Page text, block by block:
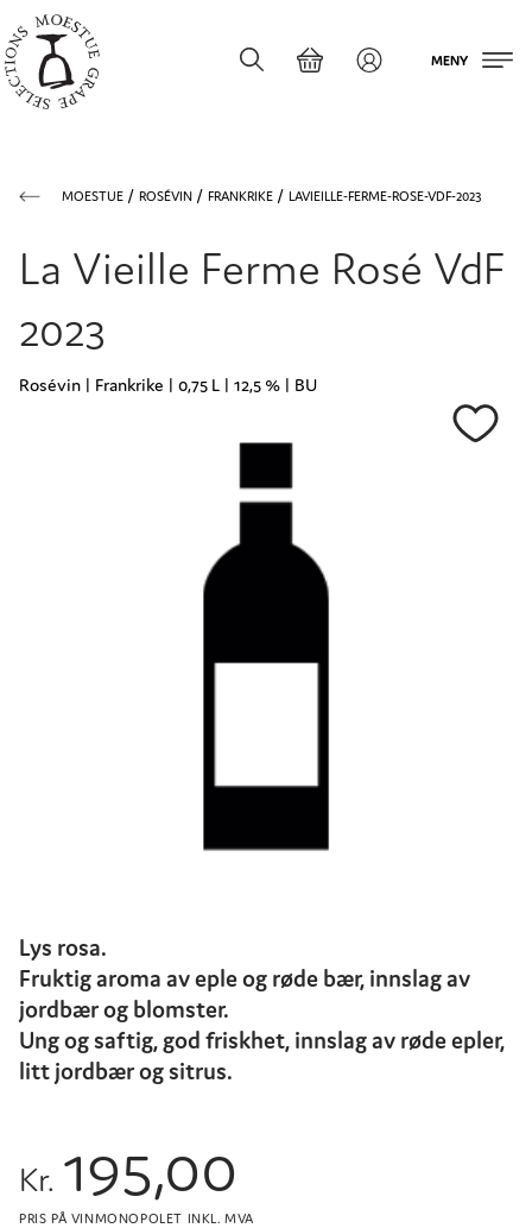
MENY
MOESTUE ROSÉVIN FRANKRIKE LAVIEILLE-FERME-ROSE-VDF-2023
La Vieille Ferme Rosé VdF
2023
Rosévin | Frankrike | 0,75 L | 12,5 % | BU
Lys rosa.
Fruktig aroma av eple og røde bær, innslag av
jordbær og blomster.
Ung og saftig, god friskhet, innslag av røde epler,
litt jordbær og sitrus.
Kr. 195,00
PRIS PÅ VINMONOPOLET INKL. MVA